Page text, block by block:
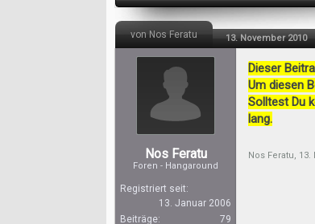
von Nos Feratu 13. November 2010
Nos Feratu
Foren - Hangaround
Registriert seit:
13. Januar 2006
Beiträge:
79
Dieser
Um diesen
Solltest Du
lang.
Nos Feratu, 13.